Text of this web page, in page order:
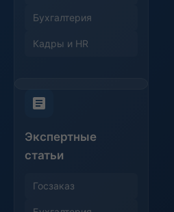
Бухгалтерия
Кадры и HR
Экспертные
статьи
Госзаказ